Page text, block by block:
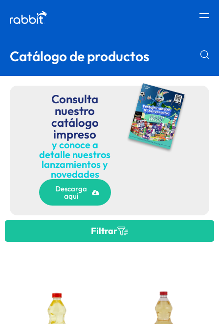
Catálogo de productos
Consulta
nuestro
catálogo
impreso
y conoce a
detalle nuestros
lanzamientos y
novedades
Descarga
aquí
Filtrar